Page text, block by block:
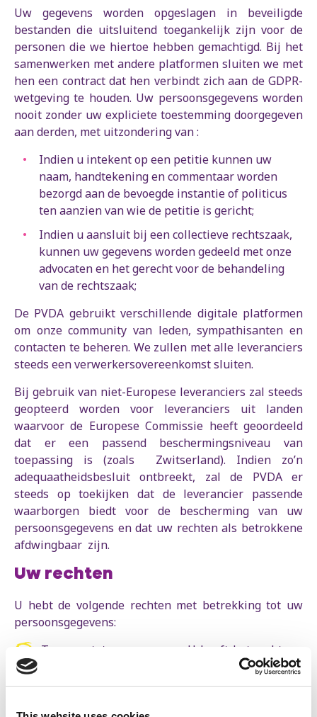
Uw gegevens worden opgeslagen in beveiligde
bestanden die uitsluitend toegankelijk zijn voor de
personen die we hiertoe hebben gemachtigd. Bij het
samenwerken met andere platformen sluiten we met
hen een contract dat hen verbindt zich aan de GDPR-
wetgeving te houden. Uw persoonsgegevens worden
nooit zonder uw expliciete toestemming doorgegeven
aan derden, met uitzondering van :
Indien u intekent op een petitie kunnen uw
naam, handtekening en commentaar worden
bezorgd aan de bevoegde instantie of politicus
ten aanzien van wie de petitie is gericht;
Indien u aansluit bij een collectieve rechtszaak,
kunnen uw gegevens worden gedeeld met onze
advocaten en het gerecht voor de behandeling
van de rechtszaak;
De PVDA gebruikt verschillende digitale platformen
om onze community van leden, sympathisanten en
contacten te beheren. We zullen met alle leveranciers
steeds een verwerkersovereenkomst sluiten.
Bij gebruik van niet-Europese leveranciers zal steeds
geopteerd worden voor leveranciers uit landen
waarvoor de Europese Commissie heeft geoordeeld
dat er een passend beschermingsniveau van
toepassing is (zoals Zwitserland). Indien zo’n
adequaatheidsbesluit ontbreekt, zal de PVDA er
steeds op toekijken dat de leverancier passende
waarborgen biedt voor de bescherming van uw
persoonsgegevens en dat uw rechten als betrokkene
afdwingbaar zijn.
Uw rechten
U hebt de volgende rechten met betrekking tot uw
persoonsgegevens:
Toegang tot uw gegevens. U heeft het recht om
te beschikken over alle relevante informatie met
betrekking tot de door u verstrekte gegevens,